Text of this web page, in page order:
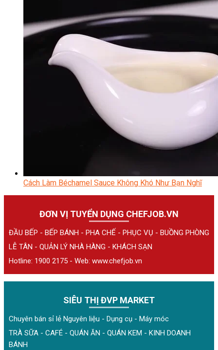
Cách Làm Béchamel Sauce Không Khó Như Bạn Nghĩ
ĐƠN VỊ TUYỂN DỤNG CHEFJOB.VN
ĐẦU BẾP - BẾP BÁNH - PHA CHẾ - PHỤC VỤ - BUỒNG PHÒNG
LỄ TÂN - QUẢN LÝ NHÀ HÀNG - KHÁCH SẠN
Hotline: 1900 2175 - Web: www.chefjob.vn
SIÊU THỊ ĐVP MARKET
Chuyên bán sỉ lẻ Nguyên liệu - Dụng cụ - Máy móc
TRÀ SỮA - CAFÉ - QUÁN ĂN - QUÁN KEM - KINH DOANH
BÁNH